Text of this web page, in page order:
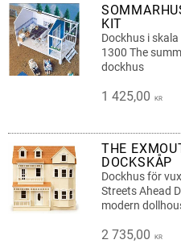
KIT
Dockhus i
1300 The
dockhus
1 425,00 KR
THE
DOCKSKÅP
Dockhus för
Streets Ahead
modern
2 735,00 KR